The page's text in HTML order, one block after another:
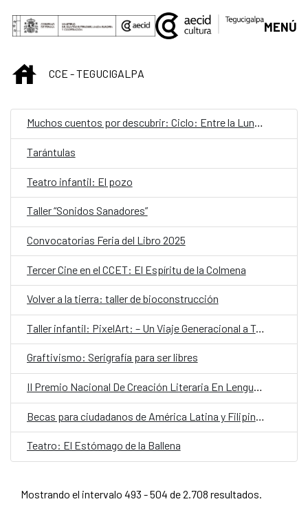
Saltar al contenido principal
MENÚ
INICIOCCE - TEGUCIGALPA
Muchos cuentos por descubrir: Ciclo: Entre la Luna, el Jardín, la Estrella y el Baúl
Tarántulas
Teatro infantil: El pozo
Taller “Sonidos Sanadores”
Convocatorias Feria del Libro 2025
Tercer Cine en el CCET: El Espíritu de la Colmena
Volver a la tierra: taller de bioconstrucción
Taller infantil: PixelArt: – Un Viaje Generacional a Través del Pixel
Graftivismo: Serigrafía para ser libres
II Premio Nacional De Creación Literaria En Lengua Indígena y Afrodescendiente.
Teatro: El Estómago de la Ballena
Mostrando el intervalo 493 - 504 de 2.708 resultados.